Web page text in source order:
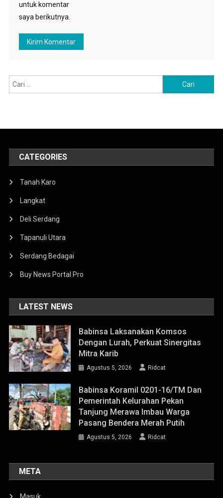
untuk komentar
saya berikutnya.
untuk:
CATEGORIES
Tanah Karo
Langkat
Deli Serdang
Tapanuli Utara
Serdang Bedagai
Buy News Portal Pro
LATEST NEWS
Babinsa Laksanakan Komsos
Dengan Lurah, Perkuat Sinergitas
Mitra Karib
Agustus 5, 2026 Ridcat
Babinsa Koramil 0201-16/TM Dan
Pemerintah Kelurahan Pekan
Tanjung Merawa Imbau Warga
Pasang Bendera Merah Putih
Agustus 5, 2026 Ridcat
META